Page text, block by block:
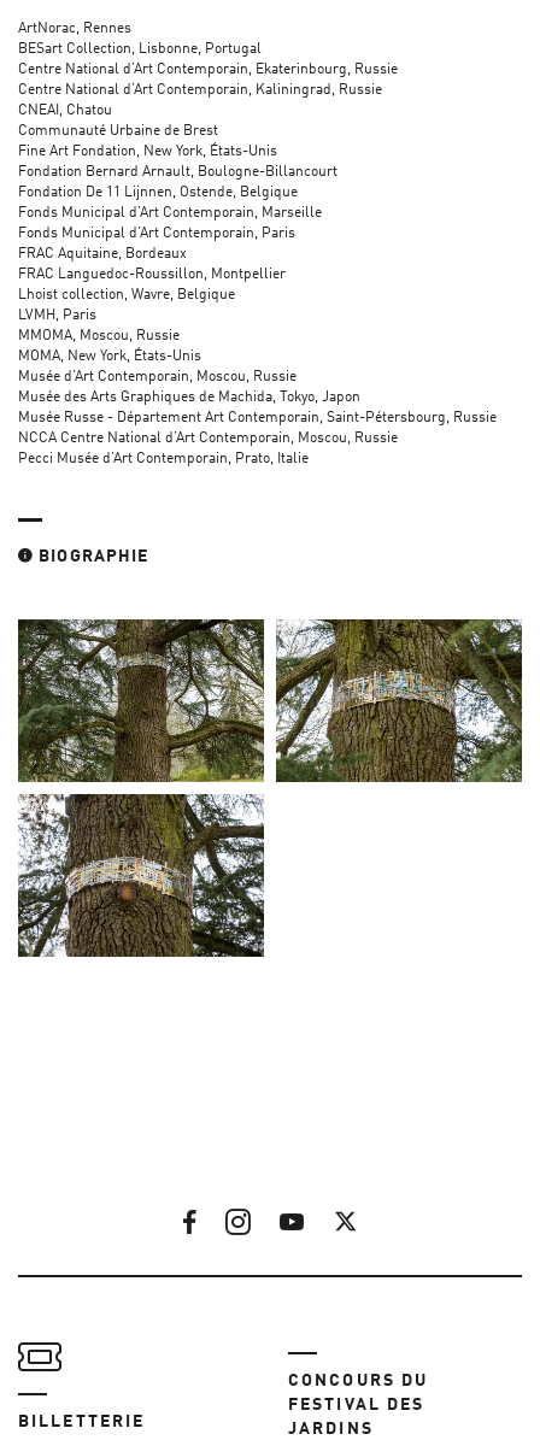
ArtNorac, Rennes
BESart Collection, Lisbonne, Portugal
Centre National d’Art Contemporain, Ekaterinbourg, Russie
Centre National d’Art Contemporain, Kaliningrad, Russie
CNEAI, Chatou
Communauté Urbaine de Brest
Fine Art Fondation, New York, États-Unis
Fondation Bernard Arnault, Boulogne-Billancourt
Fondation De 11 Lijnnen, Ostende, Belgique
Fonds Municipal d’Art Contemporain, Marseille
Fonds Municipal d’Art Contemporain, Paris
FRAC Aquitaine, Bordeaux
FRAC Languedoc-Roussillon, Montpellier
Lhoist collection, Wavre, Belgique
LVMH, Paris
MMOMA, Moscou, Russie
MOMA, New York, États-Unis
Musée d’Art Contemporain, Moscou, Russie
Musée des Arts Graphiques de Machida, Tokyo, Japon
Musée Russe - Département Art Contemporain, Saint-Pétersbourg, Russie
NCCA Centre National d’Art Contemporain, Moscou, Russie
Pecci Musée d’Art Contemporain, Prato, Italie
BIOGRAPHIE
BILLETTERIE
CONCOURS DU
FESTIVAL DES
JARDINS